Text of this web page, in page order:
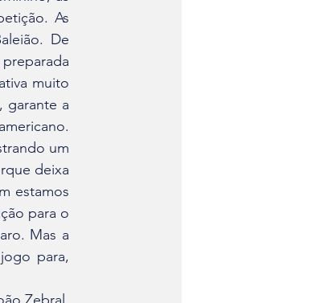
As
De
muito
garante a
um
deixa
estamos
para o
Mas a
para,